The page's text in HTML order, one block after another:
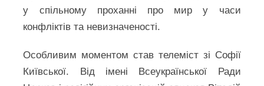
у спільному проханні про мир у часи
конфліктів та невизначеності.
Особливим моментом став телеміст зі Софії
Київської. Від імені Всеукраїнської Ради